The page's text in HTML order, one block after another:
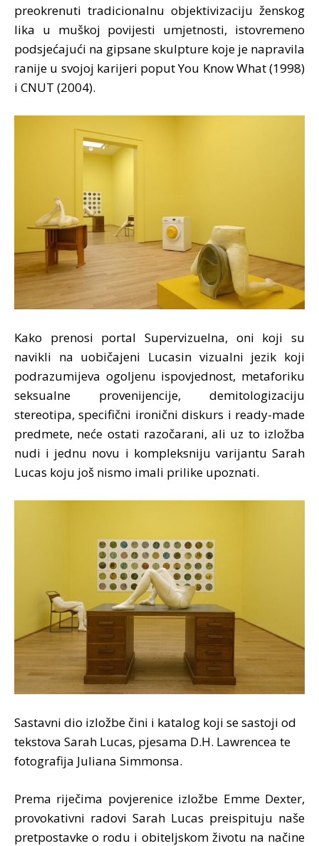
preokrenuti tradicionalnu objektivizaciju ženskog
lika u muškoj povijesti umjetnosti, istovremeno
podsjećajući na gipsane skulpture koje je napravila
ranije u svojoj karijeri poput You Know What (1998)
i CNUT (2004).
Kako prenosi portal Supervizuelna, oni koji su
navikli na uobičajeni Lucasin vizualni jezik koji
podrazumijeva ogoljenu ispovjednost, metaforiku
seksualne provenijencije, demitologizaciju
stereotipa, specifični ironični diskurs i ready-made
predmete, neće ostati razočarani, ali uz to izložba
nudi i jednu novu i kompleksniju varijantu Sarah
Lucas koju još nismo imali prilike upoznati.
Sastavni dio izložbe čini i katalog koji se sastoji od
tekstova Sarah Lucas, pjesama D.H. Lawrencea te
fotografija Juliana Simmonsa.
Prema riječima povjerenice izložbe Emme Dexter,
provokativni radovi Sarah Lucas preispituju naše
pretpostavke o rodu i obiteljskom životu na načine